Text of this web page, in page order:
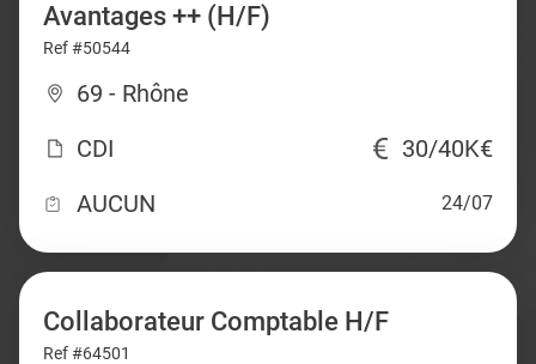
Avantages ++ (H/F)
Ref #50544
69 - Rhône
CDI
30/40K€
AUCUN
24/07
Collaborateur Comptable H/F
Ref #64501